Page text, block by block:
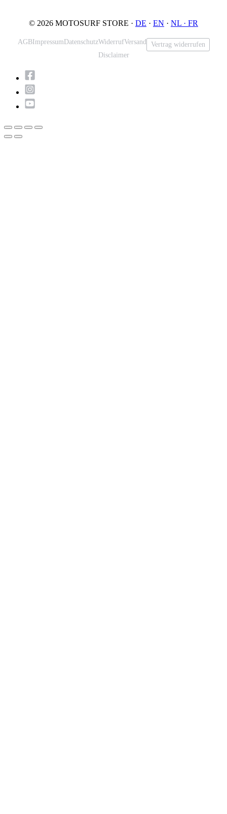
© 2026 MOTOSURF STORE · DE · EN · NL · FR
AGBImpressum DatenschutzWiderrufVersand
Vertrag widerrufen
Disclaimer
Nach
oben